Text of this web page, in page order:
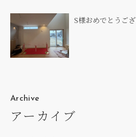
S様おめでとうご
Archive
アーカイブ